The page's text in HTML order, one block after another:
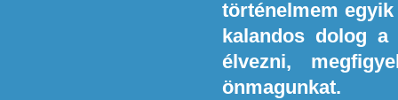
történelmem
kalandos dolog a
élvezni,
önmagunkat.